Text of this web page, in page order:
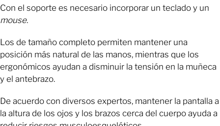
Con el soporte es necesario incorporar un teclado y un
mouse.
Los de tamaño completo permiten mantener una
posición más natural de las manos, mientras que los
ergonómicos ayudan a disminuir la tensión en la muñeca
y el antebrazo.
De acuerdo con diversos expertos, mantener la pantalla a
la altura de los ojos y los brazos cerca del cuerpo ayuda a